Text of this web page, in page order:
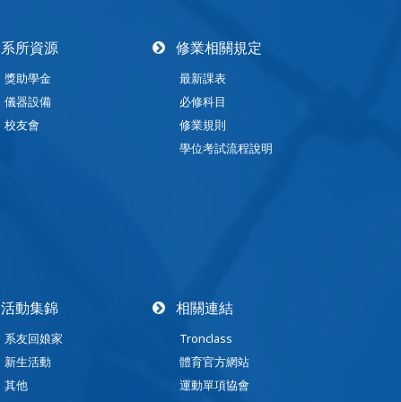
系所資源
獎助學金
儀器設備
校友會
修業相關規定
最新課表
必修科目
修業規則
學位考試流程說明
活動集錦
系友回娘家
新生活動
其他
相關連結
Tronclass
體育官方網站
運動單項協會